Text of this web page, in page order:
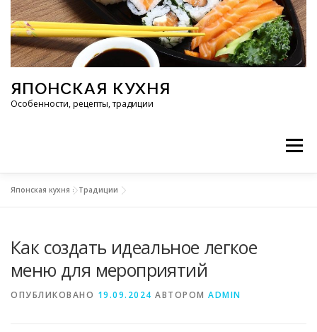
Перейти к содержимому
ЯПОНСКАЯ КУХНЯ
Особенности, рецепты, традиции
Меню
РЕЦЕПТЫ ТРАДИЦИИ СТАТЬИ
Японская кухня »Традиции
Как создать идеальное легкое
меню для мероприятий
ОПУБЛИКОВАНО 19.09.2024 АВТОРОМ ADMIN